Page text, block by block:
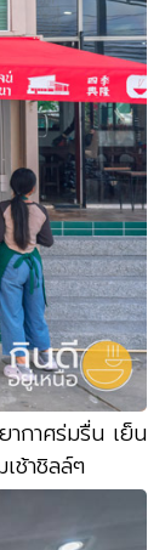
กาศร่มรื่น เย็น
ช้าชิลล์ๆ